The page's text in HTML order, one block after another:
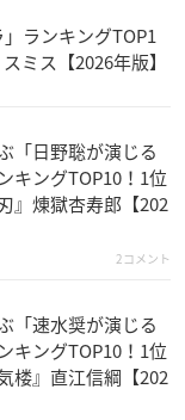
ランキングTOP1
ミス【2026年版】
「日野聡が演じる
キングTOP10！1位
』煉󠄁獄杏寿郎【202
2コメント
「速水奨が演じる
キングTOP10！1位
楼』直江信綱【202